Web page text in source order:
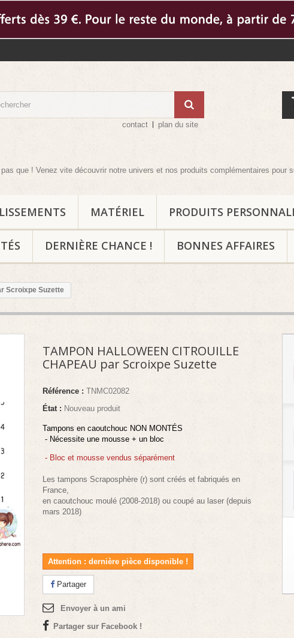
contact plan du site
vite découvrir notre univers et nos produits complémentaires pour sublimer
MATÉRIEL PRODUITS
DERNIÈRE CHANCE ! BONNES AFFAIRES
Scroixpe Suzette
TAMPON HALLOWEEN CITROUILLE
CHAPEAU par Scroixpe Suzette
Référence : TNMC02082
État : Nouveau produit
Tampons en caoutchouc NON MONTÉS
- Nécessite une mousse + un bloc
- Bloc et mousse vendus séparément
Les tampons Scraposphère (r) sont créés et fabriqués en
France,
en caoutchouc moulé (2008-2018) ou coupé au laser (depuis
mars 2018)
Attention : dernière pièce disponible !
Partager
Envoyer à un ami
Partager sur Facebook !